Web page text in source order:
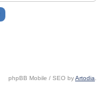
phpBB Mobile / SEO byArtodia.